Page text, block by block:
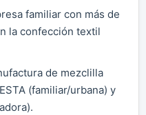
familiar con más de
la confección textil
de mezclilla
(familiar/urbana) y